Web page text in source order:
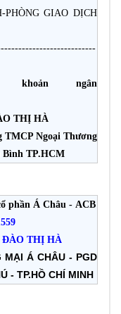
GIAO DỊCH
ngân
THỊ HÀ
Ngoại Thương
Bình TP.HCM
phần Á Châu - ACB
ĐÀO THỊ HÀ
MẠI Á CHÂU - PGD
- TP.HỒ CHÍ MINH